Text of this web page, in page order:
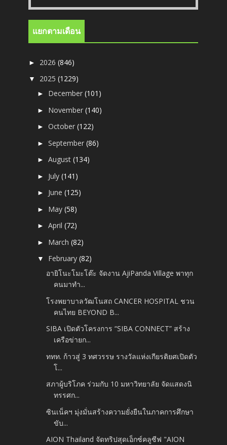
แยกตามเดือน
► 2026(846)
▼ 2025(1229)
► December(101)
► November(140)
►October(122)
►September(86)
►August(134)
► July(141)
► June(125)
► May(58)
►April(72)
► March(82)
▼ February(82)
อายิโนะโมะโต๊ะ จัดงาน AjiPanda Village พาทุก
คนมาทำ...
โรงพยาบาลวัฒโนสถ CANCER HOSPITAL ชวน
คนไทย BEYOND B...
SIBA เปิดตัวโครงการ “SIBA CONNECT” สร้าง
เครือข่ายก...
ททท. ก้าวสู่ 3 ทศวรรษ รางวัลแห่งเกียรติยศเปิดตัว
โ...
สภาผู้บริโภค ร่วมกับ 10 มหาวิทยาลัย จัดแสดงนิ
ทรรศก...
ซินเน็คฯ มุ่งมั่นสร้างความยั่งยืนในภาคการศึกษา
ขับ...
AION Thailand จัดทริปสุดเอ็กซ์คลูซีฟ "AION